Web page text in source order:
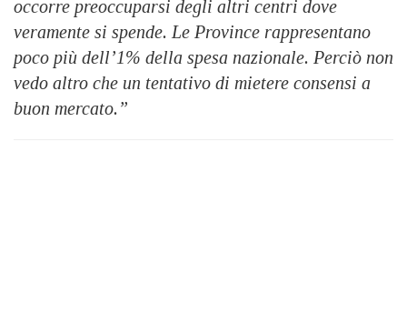
occorre preoccuparsi degli altri centri dove
veramente si spende. Le Province rappresentano
poco più dell’1% della spesa nazionale. Perciò non
vedo altro che un tentativo di mietere consensi a
buon mercato.”